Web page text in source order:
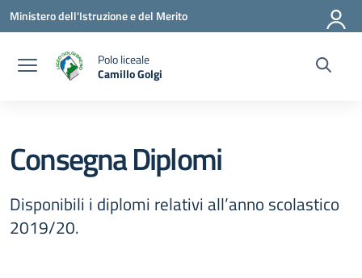
Vai ai contenuti
Vai al menu di navigazione
Vai al footer
Ministero dell'Istruzione e del Merito
Polo liceale
Camillo Golgi
— Visita la pagina iniziale della scuola
Consegna Diplomi
Disponibili i diplomi relativi all’anno scolastico
2019/20.